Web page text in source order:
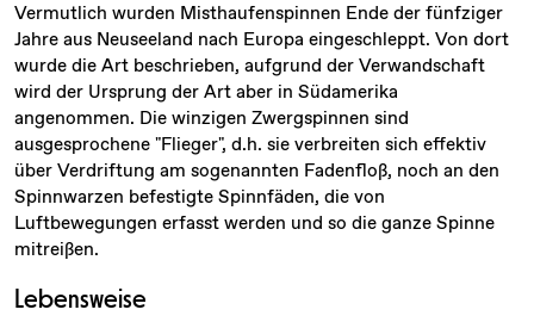
Vermutlich wurden Misthaufenspinnen Ende der fünfziger
Jahre aus Neuseeland nach Europa eingeschleppt. Von dort
wurde die Art beschrieben, aufgrund der Verwandschaft
wird der Ursprung der Art aber in Südamerika
angenommen. Die winzigen Zwergspinnen sind
ausgesprochene "Flieger", d.h. sie verbreiten sich effektiv
über Verdriftung am sogenannten Fadenfloß, noch an den
Spinnwarzen befestigte Spinnfäden, die von
Luftbewegungen erfasst werden und so die ganze Spinne
mitreißen.
Lebensweise